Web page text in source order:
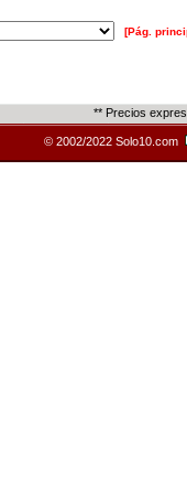
[Pág.
** Precios
© 2002/2022 Solo10.com